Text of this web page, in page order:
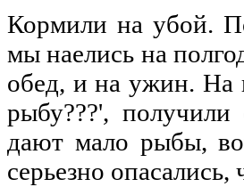
Кормили на убой.
мы наелись на
обед, и на ужин. На
рыбу???',
дают мало рыбы,
серьезно